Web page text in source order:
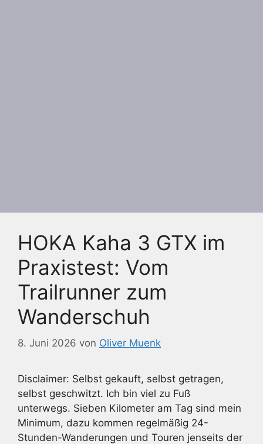
HOKA Kaha 3 GTX im
Praxistest: Vom
Trailrunner zum
Wanderschuh
8. Juni 2026 von Oliver Muenk
Disclaimer: Selbst gekauft, selbst getragen,
selbst geschwitzt. Ich bin viel zu Fuß
unterwegs. Sieben Kilometer am Tag sind mein
Minimum, dazu kommen regelmäßig 24-
Stunden-Wanderungen und Touren jenseits der